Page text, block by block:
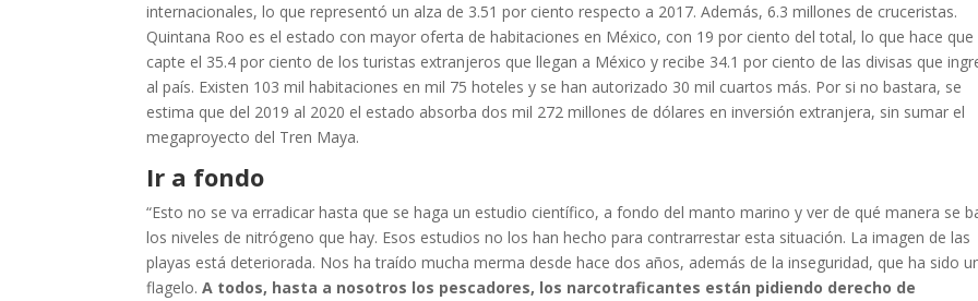
internacionales, lo que representó un alza de 3.51 por ciento respecto a 2017. Además, 6.3 millones de cruceristas.
Quintana Roo es el estado con mayor oferta de habitaciones en México, con 19 por ciento del total, lo que hace que
capte el 35.4 por ciento de los turistas extranjeros que llegan a México y recibe 34.1 por ciento de las divisas que
al país. Existen 103 mil habitaciones en mil 75 hoteles y se han autorizado 30 mil cuartos más. Por si no bastara, se
estima que del 2019 al 2020 el estado absorba dos mil 272 millones de dólares en inversión extranjera, sin sumar el
megaproyecto del Tren Maya.
Ir a fondo
“Esto no se va erradicar hasta que se haga un estudio científico, a fondo del manto marino y ver de qué manera se
los niveles de nitrógeno que hay. Esos estudios no los han hecho para contrarrestar esta situación. La imagen de las
playas está deteriorada. Nos ha traído mucha merma desde hace dos años, además de la inseguridad, que ha sido
flagelo.A todos, hasta a nosotros los pescadores, los narcotraficantes están pidiendo derecho de